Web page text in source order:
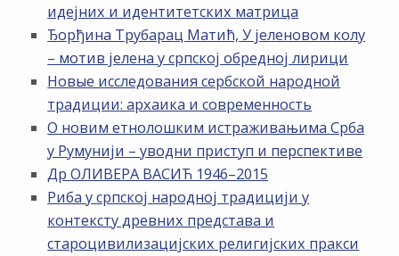
идејних и идентитетских матрица
Ђорђина Трубарац Матић, У јеленовом колу
– мотив јелена у српској обредној лирици
Новые исследования сербской народной
традиции: архаика и современность
О новим етнолошким истраживањима Срба
у Румунији – уводни приступ и перспективе
Др ОЛИВЕРА ВАСИЋ 1946–2015
Риба у српској народној традицији у
контексту древних представа и
староцивилизацијских религијских пракси